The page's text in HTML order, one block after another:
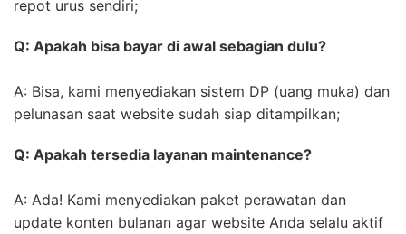
repot urus sendiri;
Q: Apakah bisa bayar di awal sebagian dulu?
A: Bisa, kami menyediakan sistem DP (uang muka) dan
pelunasan saat website sudah siap ditampilkan;
Q: Apakah tersedia layanan maintenance?
A: Ada! Kami menyediakan paket perawatan dan
update konten bulanan agar website Anda selalu aktif